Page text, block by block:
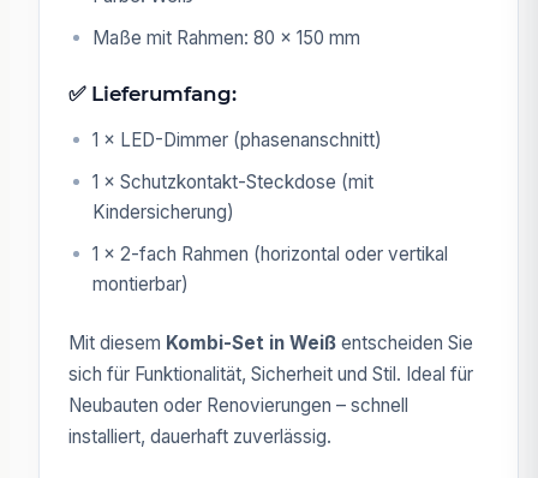
Maße mit Rahmen: 80 × 150 mm
✅ Lieferumfang:
1 × LED-Dimmer (phasenanschnitt)
1 × Schutzkontakt-Steckdose (mit
Kindersicherung)
1 × 2-fach Rahmen (horizontal oder vertikal
montierbar)
Mit diesem Kombi-Set in Weiß entscheiden Sie
sich für Funktionalität, Sicherheit und Stil. Ideal für
Neubauten oder Renovierungen – schnell
installiert, dauerhaft zuverlässig.